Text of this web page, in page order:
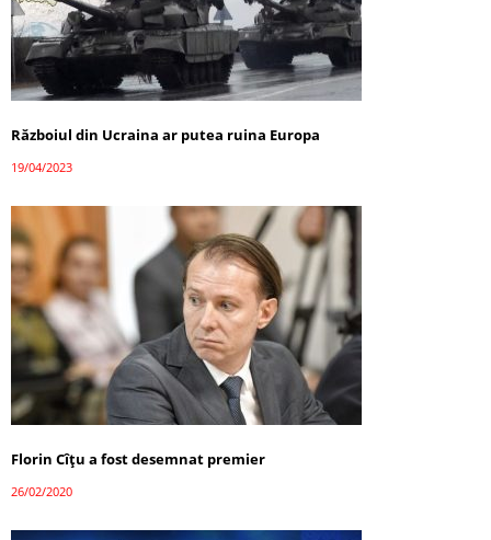
Războiul din Ucraina ar putea ruina Europa
19/04/2023
Florin Cîţu a fost desemnat premier
26/02/2020